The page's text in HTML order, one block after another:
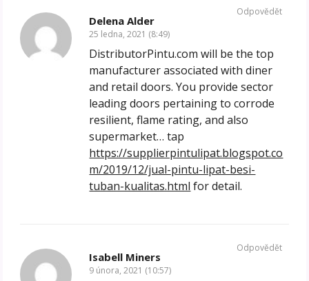
Delena Alder
25 ledna, 2021 (8:49)
DistributorPintu.com will be the top
manufacturer associated with diner
and retail doors. You provide sector
leading doors pertaining to corrode
resilient, flame rating, and also
supermarket… tap
https://supplierpintulipat.blogspot.co
m/2019/12/jual-pintu-lipat-besi-
tuban-kualitas.html for detail.
Odpovědět
Isabell Miners
9 února, 2021 (10:57)
Odpovědět